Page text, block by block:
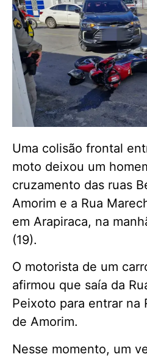
Uma colisão frontal
moto deixou um
cruzamento das ruas
Amorim e a Rua
em Arapiraca, na
(19).
O motorista de um
afirmou que saía da
Peixoto para entrar na
de Amorim.
Nesse momento, um